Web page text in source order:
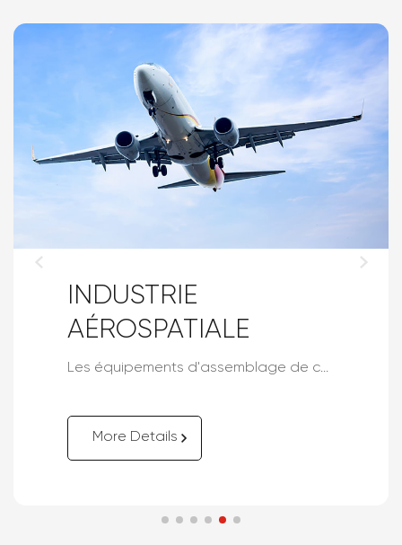
INDUSTRIE
AÉROSPATIALE
Les équipements d'assemblage de câbles pour l'aérospatiale et la défense sont spécialement conçus pour la fabrication et le traitement de câbles dans les secteurs de l'aérospatiale et de la défense.
More Details